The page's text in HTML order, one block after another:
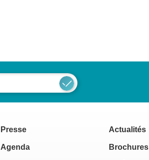
Presse
Agenda
Actualités
Brochures